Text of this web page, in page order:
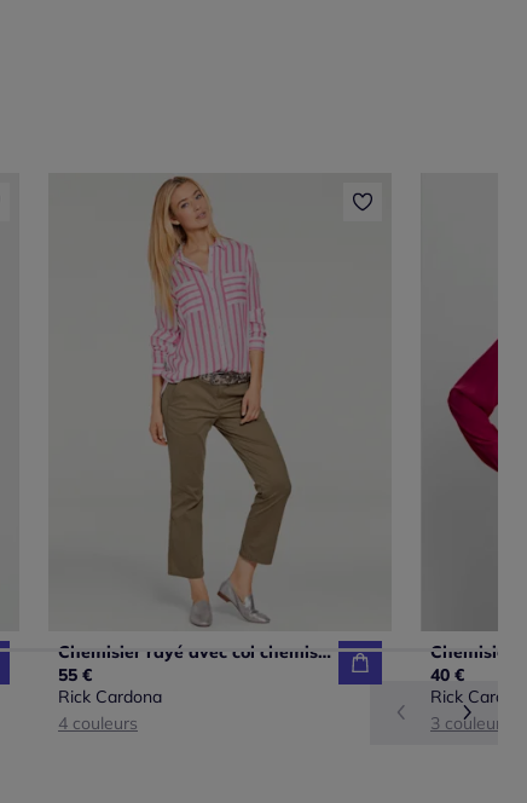
Chemisier rayé avec col chemise et manches longues
55 €
Rick Cardona
4 couleurs
40 €
Rick
3 couleurs